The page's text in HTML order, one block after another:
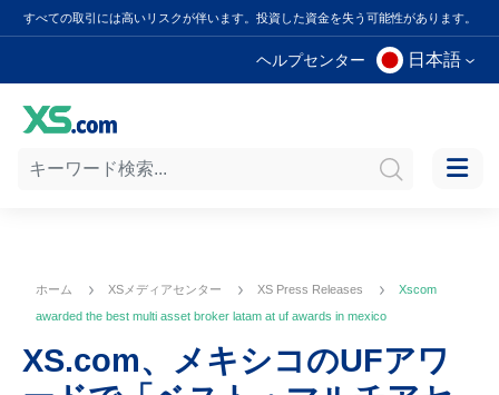
すべての取引には高いリスクが伴います。投資した資金を失う可能性があります。
ヘルプセンター 日本語
ホーム XSメディアセンター XS Press Releases
Xscom
awarded the best multi asset broker latam at uf awards in mexico
XS.com、メキシコのUFアワ